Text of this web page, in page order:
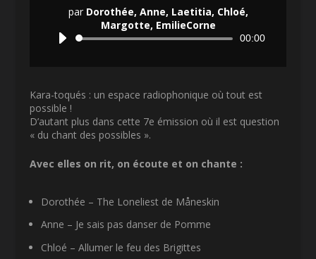
par Dorothée, Anne, Laetitia, Chloé,
Margotte, EmilieCorne
Lecteur
00:00
Kara-toqués : un espace radiophonique où tout est
possible !
D’autant plus dans cette 7e émission où il est question
« du chant des possibles ».
Avec elles on rit, on écoute et on chante :
Dorothée – The Loneliest de Måneskin
Anne – Je sais pas danser de Pomme
Chloé – Allumer le feu des Brigittes